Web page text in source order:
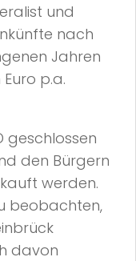
und
nach
Jahren
Euro p.a.
geschlossen
den Bürgern
werden.
beobachten,
davon